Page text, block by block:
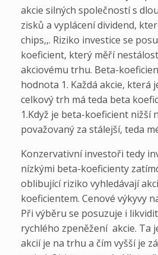
akcie silných společností s
zisků a vyplácení dividend,
chips,,. Riziko investice se
koeficient, který měří
akciovému trhu. Beta-
hodnota 1. Každá akcie, která
celkový trh má teda beta
1.Když je beta-koeficient nižší
považovaný za stálejší, teda
Konzervativní investoři tedy
nízkými beta-koeficienty
oblibující riziko vyhledávají
koeficientem. Cenové výkyvy
Při výběru se posuzuje i
rychlého zpeněžení akcie. Ta
akcií je na trhu a čím vyšší je